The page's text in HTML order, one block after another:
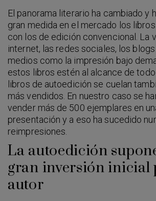
El panorama literario ha cambiado y
gran medida en el mercado los
con los de edición convencional. La
internet, las redes sociales, los
medios como la impresión bajo
estos libros estén al alcance de
libros de autoedición se cuelan
más vendidos. En nuestro caso se
vender más de 500 ejemplares en
presentación y a eso ha sucedido
reimpresiones.
La autoedición
gran inversión inicial
autor